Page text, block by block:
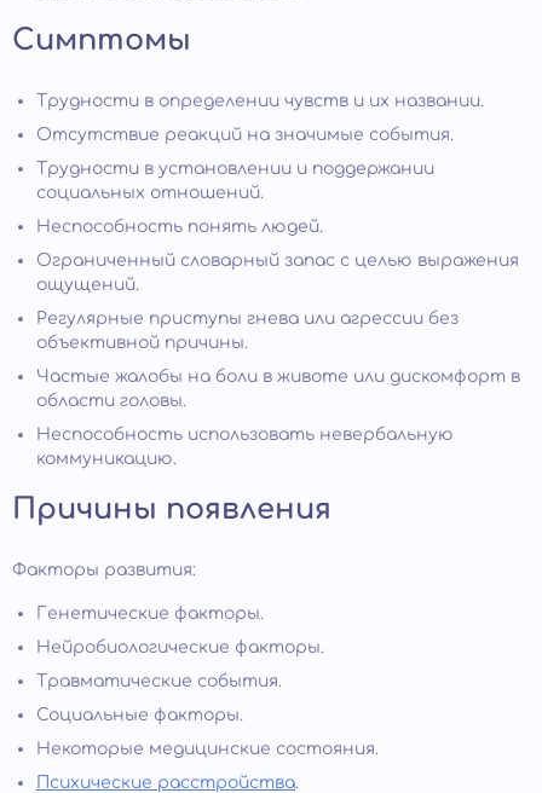
Симптомы
Трудности в определении чувств и их названии.
Отсутствие реакций на значимые события.
Трудности в установлении и поддержании
социальных отношений.
Неспособность понять людей.
Ограниченный словарный запас с целью выражения
ощущений.
Регулярные приступы гнева или агрессии без
объективной причины.
Частые жалобы на боли в животе или дискомфорт в
области головы.
Неспособность использовать невербальную
коммуникацию.
Причины появления
Факторы развития:
Генетические факторы.
Нейробиологические факторы.
Травматические события.
Социальные факторы.
Некоторые медицинские состояния.
Психические расстройства.